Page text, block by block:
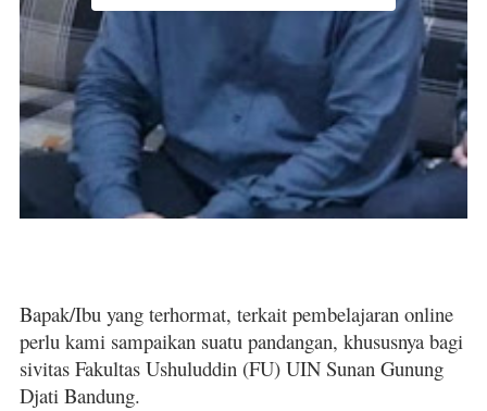
Bapak/Ibu yang terhormat, terkait pembelajaran online
perlu kami sampaikan suatu pandangan, khususnya bagi
sivitas Fakultas Ushuluddin (FU) UIN Sunan Gunung
Djati Bandung.